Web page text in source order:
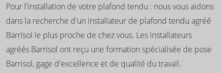
Pour l'installation de votre plafond tendu : nous vous aidons
dans la recherche d'un installateur de plafond tendu agréé
Barrisol le plus proche de chez vous. Les installateurs
agréés Barrisol ont reçu une formation spécialisée de pose
Barrisol, gage d'excellence et de qualité du travail.